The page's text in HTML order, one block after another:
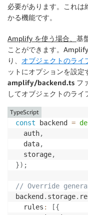
必要があります。これは
かる機能です。
Amplify を使う場合、 基
ことができます。
り、 オブジェクトのライ
ットにオプションを設定
amplify/backend.ts フ
してオブジェクトのライ
const backend =
  auth
,
  data
,
  storage
,
}) ;
// Override
backend . storage.
  rules
: [{
TypeScript